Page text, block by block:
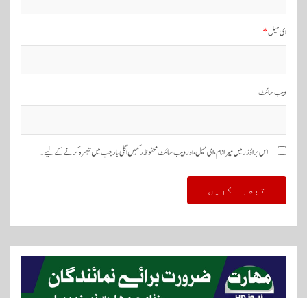
ای میل*
ویب‌ سائٹ
اس براؤزر میں میرا نام، ای میل، اور ویب سائٹ محفوظ رکھیں اگلی بار جب میں تبصرہ کرنے کےلیے۔